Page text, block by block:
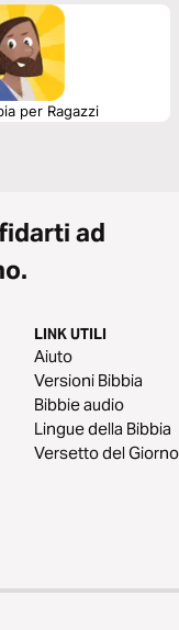
per Ragazzi
ad
LINK UTILI
Aiuto
Versioni Bibbia
Bibbie audio
Lingue della Bibbia
Versetto del Giorno